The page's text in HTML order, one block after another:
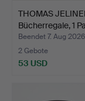
THOMAS
Bücherregale, 1
"Com…
Beendet 7. Aug 2026
2 Gebote
53 USD